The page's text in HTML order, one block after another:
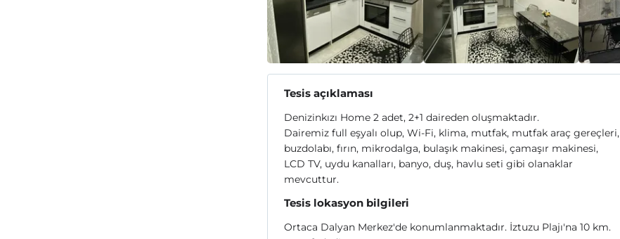
Tesis açıklaması
Denizinkızı Home 2 adet, 2+1 daireden oluşmaktadır.
Dairemiz full eşyalı olup, Wi-Fi, klima, mutfak, mutfak araç gereçleri,
buzdolabı, fırın, mikrodalga, bulaşık makinesi, çamaşır makinesi,
LCD TV, uydu kanalları, banyo, duş, havlu seti gibi olanaklar
mevcuttur.
Tesis lokasyon bilgileri
Ortaca Dalyan Merkez'de konumlanmaktadır. İztuzu Plajı'na 10 km.